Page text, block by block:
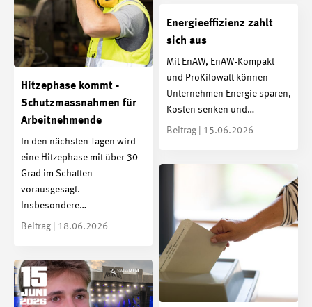
Hitzephase kommt -
Schutzmassnahmen für
Arbeitnehmende
In den nächsten Tagen wird
eine Hitzephase mit über 30
Grad im Schatten
vorausgesagt.
Insbesondere…
Beitrag | 18.06.2026
Energieeffizienz zahlt
sich aus
Mit EnAW, EnAW-Kompakt
und ProKilowatt können
Unternehmen Energie sparen,
Kosten senken und…
Beitrag | 15.06.2026